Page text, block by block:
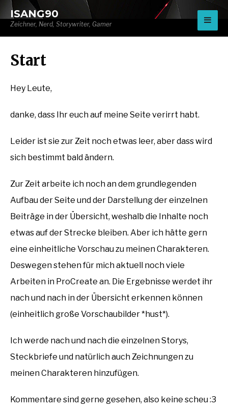
ISANG90
Zeichner, Nerd, Storywriter, Gamer
Start
Hey Leute,
danke, dass Ihr euch auf meine Seite verirrt habt.
Leider ist sie zur Zeit noch etwas leer, aber dass wird
sich bestimmt bald ändern.
Zur Zeit arbeite ich noch an dem grundlegenden
Aufbau der Seite und der Darstellung der einzelnen
Beiträge in der Übersicht, weshalb die Inhalte noch
etwas auf der Strecke bleiben. Aber ich hätte gern
eine einheitliche Vorschau zu meinen Charakteren.
Deswegen stehen für mich aktuell noch viele
Arbeiten in ProCreate an. Die Ergebnisse werdet ihr
nach und nach in der Übersicht erkennen können
(einheitlich große Vorschaubilder *hust*).
Ich werde nach und nach die einzelnen Storys,
Steckbriefe und natürlich auch Zeichnungen zu
meinen Charakteren hinzufügen.
Kommentare sind gerne gesehen, also keine scheu :3
for: